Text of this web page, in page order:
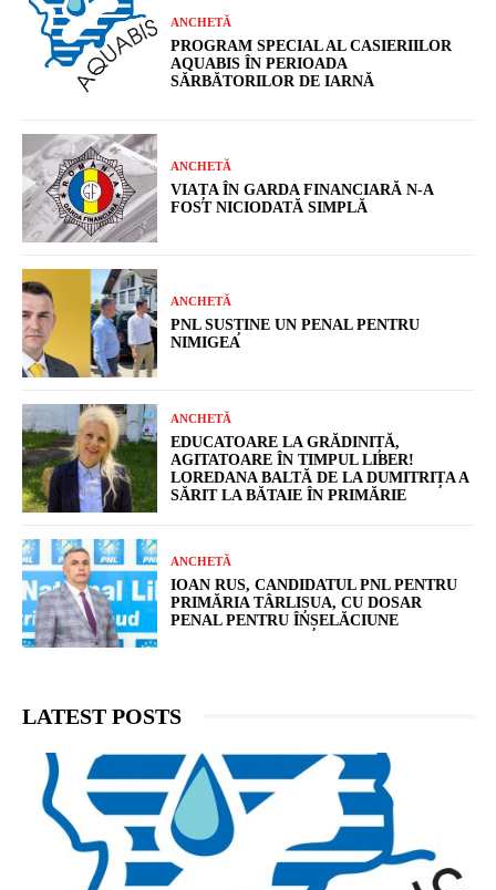
ANCHETĂ
PROGRAM SPECIAL AL CASIERIILOR
AQUABIS ÎN PERIOADA
SĂRBĂTORILOR DE IARNĂ
ANCHETĂ
VIAȚA ÎN GARDA FINANCIARĂ N-A
FOST NICIODATĂ SIMPLĂ
ANCHETĂ
PNL SUSȚINE UN PENAL PENTRU
NIMIGEA
ANCHETĂ
EDUCATOARE LA GRĂDINIȚĂ,
AGITATOARE ÎN TIMPUL LIBER!
LOREDANA BALTĂ DE LA DUMITRIȚA A
SĂRIT LA BĂTAIE ÎN PRIMĂRIE
ANCHETĂ
IOAN RUS, CANDIDATUL PNL PENTRU
PRIMĂRIA TÂRLIȘUA, CU DOSAR
PENAL PENTRU ÎNȘELĂCIUNE
LATEST POSTS